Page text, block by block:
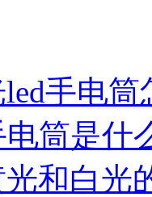
手电筒
筒是什
和白光